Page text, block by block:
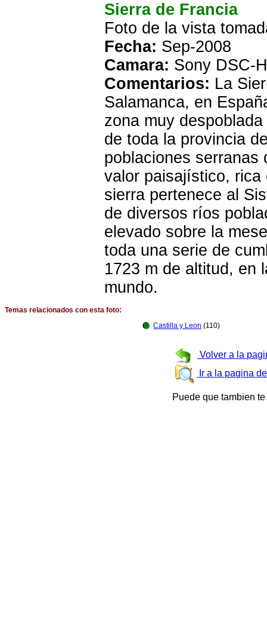
Sierra de Francia
Foto de la vista
Fecha: Sep-2008
Camara: Sony DSC-
Comentarios: La
Salamanca, en
zona muy
de toda la provincia
poblaciones serranas
valor paisajístico,
sierra pertenece al
de diversos ríos
elevado sobre la
toda una serie de
1723 m de altitud, en
mundo.
Temas relacionados con esta foto:
Castilla y Leon (110)
Volver a la
Ir a la pagina
Puede que tambien